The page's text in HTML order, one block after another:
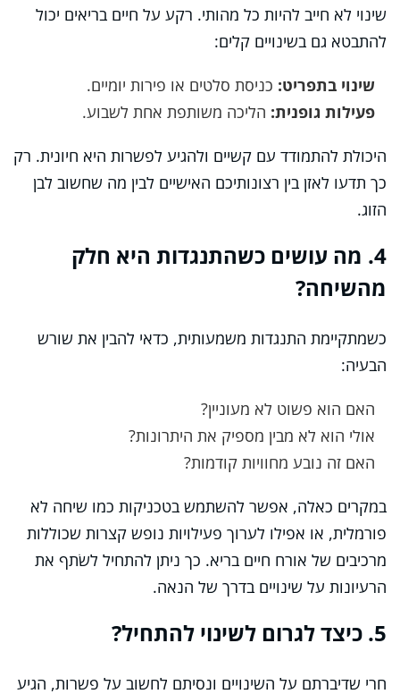
שינוי לא חייב להיות כל מהותי. רקע על חיים בריאים יכול
להתבטא גם בשינויים קלים:
שינוי בתפריט: כניסת סלטים או פירות יומיים.
פעילות גופנית: הליכה משותפת אחת לשבוע.
היכולת להתמודד עם קשיים ולהגיע לפשרות היא חיונית. רק
כך תדעו לאזן בין רצונותיכם האישיים לבין מה שחשוב לבן
הזוג.
4. מה עושים כשהתנגדות היא חלק
מהשיחה?
כשמתקיימת התנגדות משמעותית, כדאי להבין את שורש
הבעיה:
האם הוא פשוט לא מעוניין?
אולי הוא לא מבין מספיק את היתרונות?
האם זה נובע מחוויות קודמות?
במקרים כאלה, אפשר להשתמש בטכניקות כמו שיחה לא
פורמלית, או אפילו לערוך פעילויות נופש קצרות שכוללות
מרכיבים של אורח חיים בריא. כך ניתן להתחיל לשׂתף את
הרעיונות על שינויים בדרך של הנאה.
5. כיצד לגרום לשינוי להתחיל?
חרי שדיברתם על השינויים ונסיתם לחשוב על פשרות, הגיע